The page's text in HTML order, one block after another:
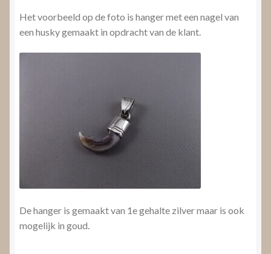
Het voorbeeld op de foto is hanger met een nagel van
een husky gemaakt in opdracht van de klant.
De hanger is gemaakt van 1e gehalte zilver maar is ook
mogelijk in goud.